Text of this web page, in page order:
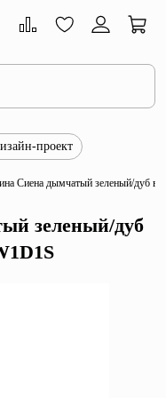
проект
Сиена дымчатый зеленый/дуб
зеленый/дуб